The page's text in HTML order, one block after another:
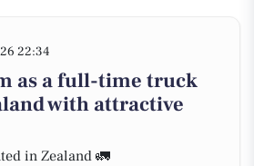
22:34
as a full-time truck
with attractive
in Zealand 🚛